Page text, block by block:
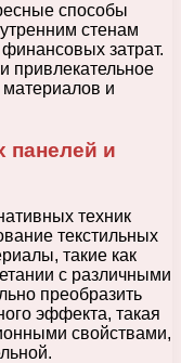
способы
стенам
затрат.
привлекательное
и
панелей и
техник
текстильных
такие как
с различными
преобразить
эффекта, такая
свойствами,